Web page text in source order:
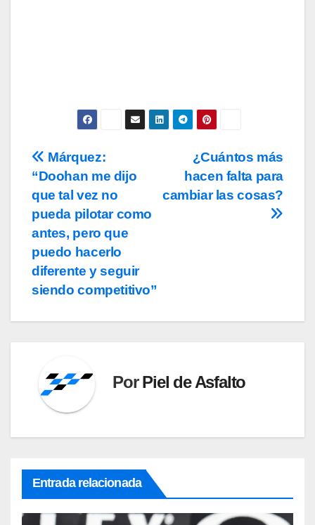
Navegación
de
entradas
¿Cuántos más
hacen falta para
cambiar las cosas?
Márquez:
“Doohan me dijo
que tal vez no
pueda pilotar como
antes, pero que
puedo hacerlo
diferente y seguir
siendo competitivo”
PorPiel de Asfalto
Entrada relacionada